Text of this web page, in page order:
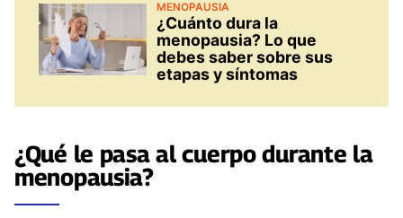
MENOPAUSIA
¿Cuánto dura la
menopausia? Lo que
debes saber sobre sus
etapas y síntomas
¿Qué le pasa al cuerpo durante la
menopausia?